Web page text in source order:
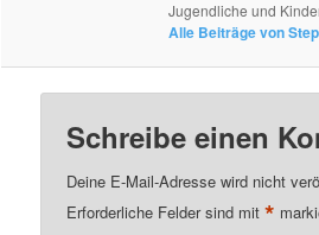
Jugendliche und
Alle Beiträge von
Schreibe einen
Deine E-Mail-Adresse wird nicht
Erforderliche Felder sind mit*